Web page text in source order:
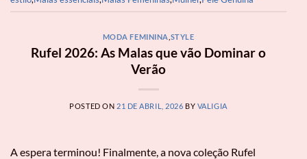
MODA FEMININA STYLE
Rufel 2026: As Malas que vão Dominar o
Verão
POSTED ON 21 DE ABRIL, 2026 BY VALIGIA
A espera terminou! Finalmente, a nova coleção Rufel